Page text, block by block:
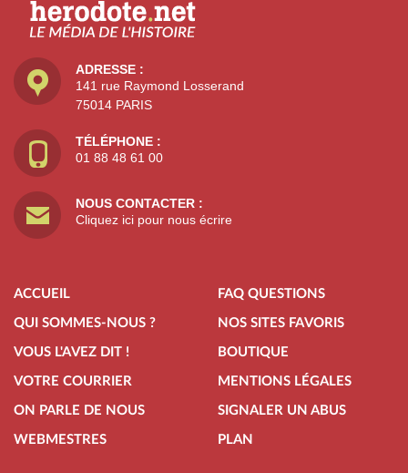
ADRESSE :
141 rue Raymond Losserand
75014 PARIS
TÉLÉPHONE :
01 88 48 61 00
NOUS CONTACTER :
Cliquez ici pour nous écrire
ACCUEIL
QUI SOMMES-NOUS ?
VOUS L'AVEZ DIT !
VOTRE COURRIER
ON PARLE DE NOUS
WEBMESTRES
FAQ QUESTIONS
NOS SITES FAVORIS
BOUTIQUE
MENTIONS LÉGALES
SIGNALER UN ABUS
PLAN